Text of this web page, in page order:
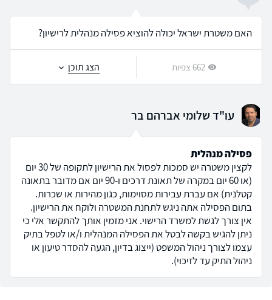
האם משטרת ישראל יכולה להוציא פסילה מנהלית לרישיון?
662 צפיות הצג תוכן
עו"ד שלומי אברהם בר
פסילה מנהלית
לקצין משטרה יש סמכות לפסול את הרישיון לתקופה של 30 יום
(או 60 יום במקרה של תאונת דרכים ו-90 יום אם מדובר בתאונה
קטלנית) אם עברת עבירות מסוימות, כגון מהירות או שכרות.
בתום הפסילה אתה ניגש לתחנת המשטרה ולוקח את הרישיון.
אין צורך לגשת למשרד הרישוי. אני מזמין אותך להתקשר אלי כי
ניתן להגיש בקשה לבטל את הפסילה המנהלית ו/או לטפל בתיק
עצמו לצורך ניהול המשפט (ייצוג בדיון, הגעה להסדר טיעון או
ניהול התיק עד לזיכוי).